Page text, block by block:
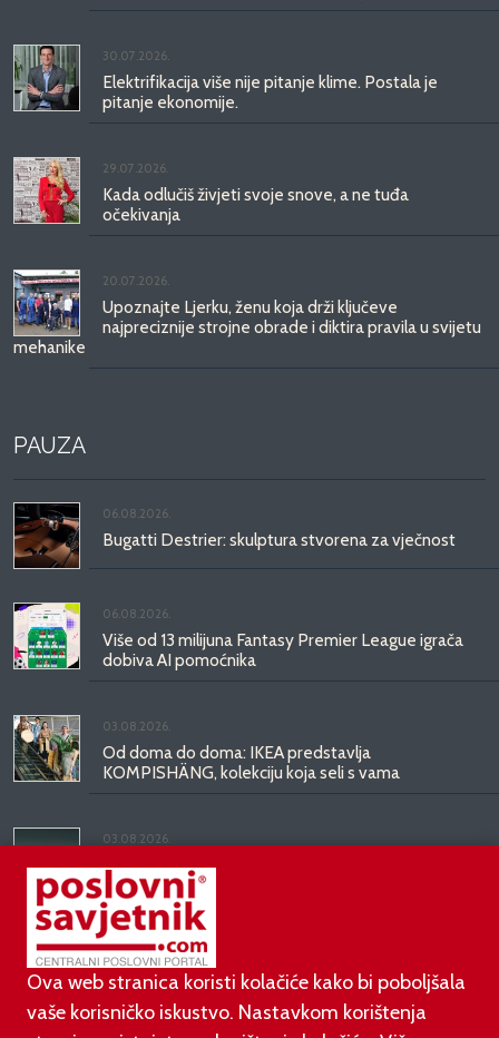
30.07.2026.
Elektrifikacija više nije pitanje klime. Postala je
pitanje ekonomije.
29.07.2026.
Kada odlučiš živjeti svoje snove, a ne tuđa
očekivanja
20.07.2026.
Upoznajte Ljerku, ženu koja drži ključeve
najpreciznije strojne obrade i diktira pravila u svijetu
mehanike
PAUZA
06.08.2026.
Bugatti Destrier: skulptura stvorena za vječnost
06.08.2026.
Više od 13 milijuna Fantasy Premier League igrača
dobiva AI pomoćnika
03.08.2026.
Od doma do doma: IKEA predstavlja
KOMPISHÄNG, kolekciju koja seli s vama
03.08.2026.
Kineski BYD predstavio luksuznu limuzinu veću od
Mercedesove S-klase, obećava domet do 1.000
kilometara
Ova web stranica koristi kolačiće kako bi poboljšala
vaše korisničko iskustvo. Nastavkom korištenja